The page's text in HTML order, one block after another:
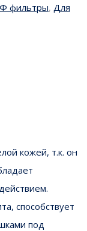
фильтры, Для
кожей, т.к. он
способствует
под